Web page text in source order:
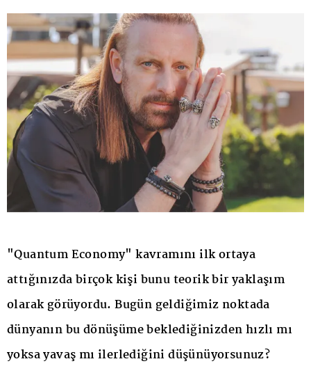
"Quantum Economy" kavramını ilk ortaya
attığınızda birçok kişi bunu teorik bir yaklaşım
olarak görüyordu. Bugün geldiğimiz noktada
dünyanın bu dönüşüme beklediğinizden hızlı mı
yoksa yavaş mı ilerlediğini düşünüyorsunuz?